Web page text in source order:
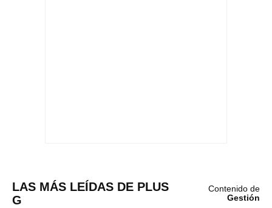
LAS MÁS LEÍDAS DE PLUS
G
Contenido de
Gestión